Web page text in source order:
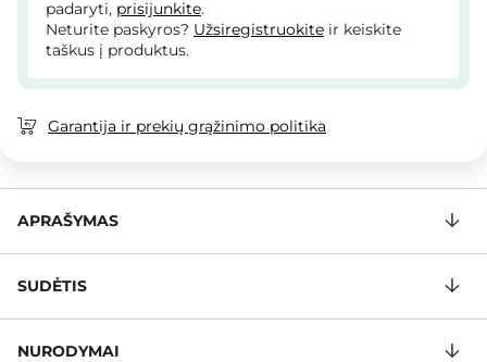
padaryti, prisijunkite.
Neturite paskyros? Užsiregistruokite ir keiskite
taškus į produktus.
Garantija ir prekių grąžinimo politika
APRAŠYMAS
SUDĖTIS
NURODYMAI